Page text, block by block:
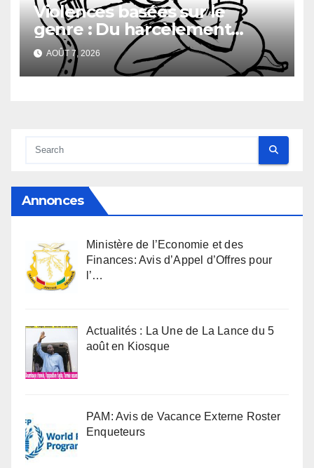
Violences basées sur le
genre : Du harcèlement
sexuel
AOÛT 7, 2026
Annonces
Ministère de l’Economie et des
Finances: Avis d’Appel d’Offres pour
l’…
Actualités : La Une de La Lance du 5
août en Kiosque
PAM: Avis de Vacance Externe Roster
Enqueteurs